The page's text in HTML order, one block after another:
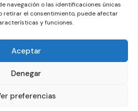
navegación o las identificaciones únicas
retirar el consentimiento, puede afectar
y funciones.
Aceptar
Denegar
preferencias
de Paco Prieto